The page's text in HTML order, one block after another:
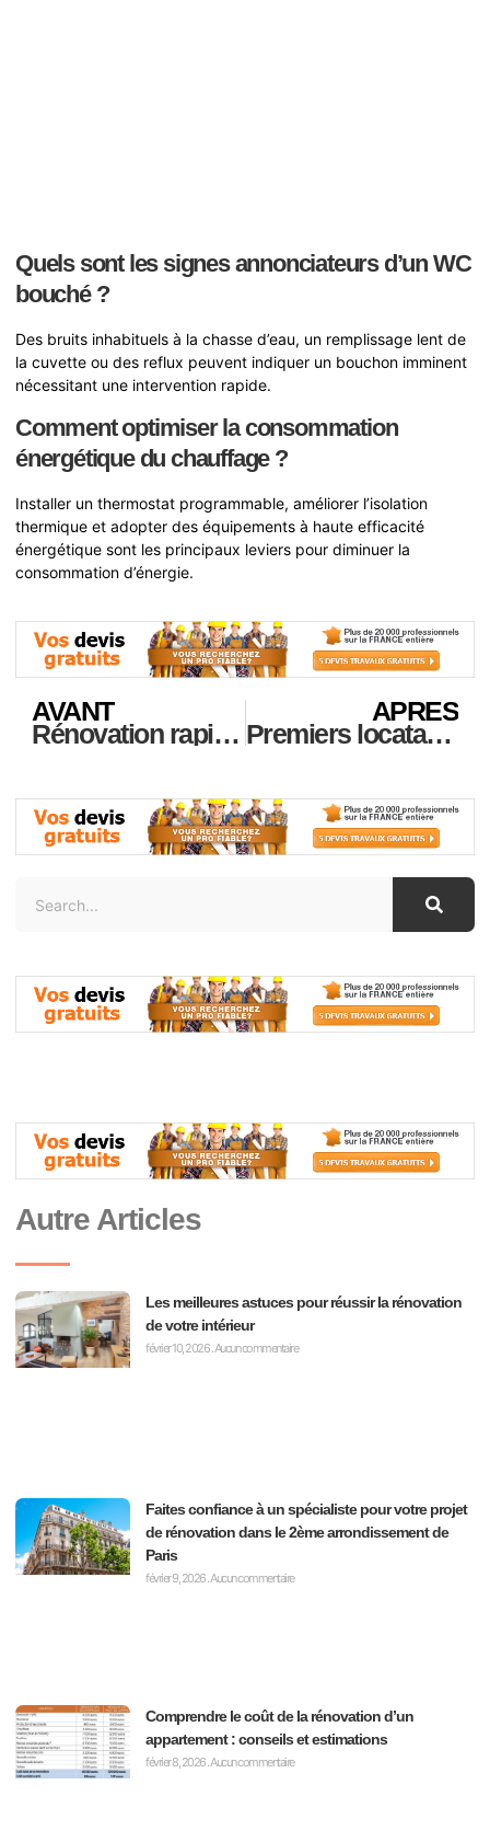
Quels sont les signes annonciateurs d’un WC
bouché ?
Des bruits inhabituels à la chasse d’eau, un remplissage lent de
la cuvette ou des reflux peuvent indiquer un bouchon imminent
nécessitant une intervention rapide.
Comment optimiser la consommation
énergétique du chauffage ?
Installer un thermostat programmable, améliorer l’isolation
thermique et adopter des équipements à haute efficacité
énergétique sont les principaux leviers pour diminuer la
consommation d’énergie.
AVANT
Rénovation rapide à Alfortville : découvrez le fonctionnement du devis express
APRES
Premiers locataires à loyers modérés dans le prestigieux Triangle d’Or : Paris ouvre ses portes au logement social
Autre Articles
Les meilleures astuces pour réussir la rénovation
de votre intérieur
février 10, 2026Aucun commentaire
Faites confiance à un spécialiste pour votre projet
de rénovation dans le 2ème arrondissement de
Paris
février 9, 2026Aucun commentaire
Comprendre le coût de la rénovation d’un
appartement : conseils et estimations
février 8, 2026 Aucun commentaire